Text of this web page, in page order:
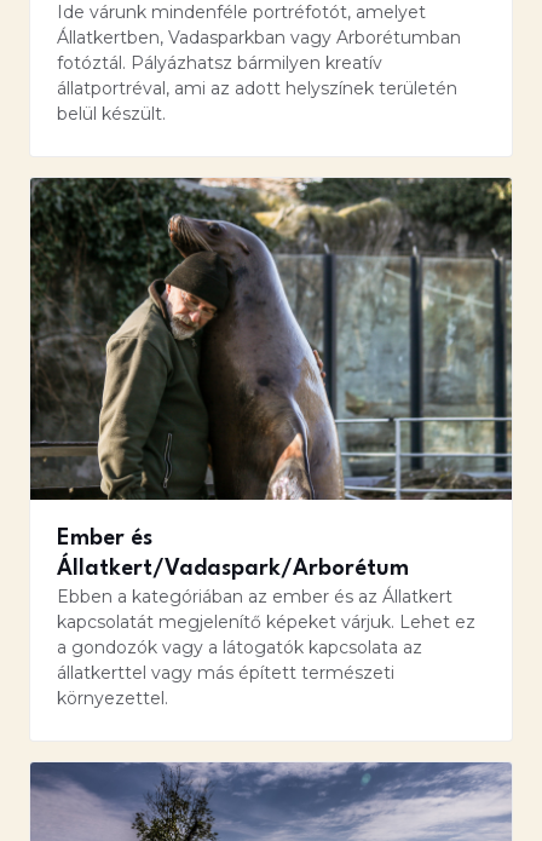
Ide várunk mindenféle portréfotót, amelyet
Állatkertben, Vadasparkban vagy Arborétumban
fotóztál. Pályázhatsz bármilyen kreatív
állatportréval, ami az adott helyszínek területén
belül készült.
Ember és
Állatkert/Vadaspark/Arborétum
Ebben a kategóriában az ember és az Állatkert
kapcsolatát megjelenítő képeket várjuk. Lehet ez
a gondozók vagy a látogatók kapcsolata az
állatkerttel vagy más épített természeti
környezettel.